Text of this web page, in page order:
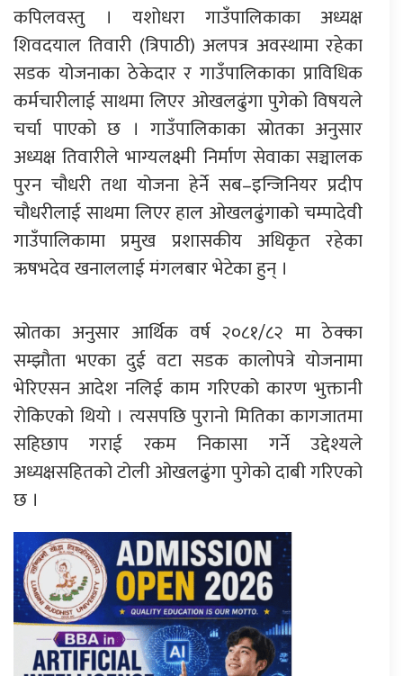
कपिलवस्तु । यशोधरा गाउँपालिकाका अध्यक्ष
शिवदयाल तिवारी (त्रिपाठी) अलपत्र अवस्थामा रहेका
सडक योजनाका ठेकेदार र गाउँपालिकाका प्राविधिक
कर्मचारीलाई साथमा लिएर ओखलढुंगा पुगेको विषयले
चर्चा पाएको छ । गाउँपालिकाका स्रोतका अनुसार
अध्यक्ष तिवारीले भाग्यलक्ष्मी निर्माण सेवाका सञ्चालक
पुरन चौधरी तथा योजना हेर्ने सब–इन्जिनियर प्रदीप
चौधरीलाई साथमा लिएर हाल ओखलढुंगाको चम्पादेवी
गाउँपालिकामा प्रमुख प्रशासकीय अधिकृत रहेका
ऋषभदेव खनाललाई मंगलबार भेटेका हुन् ।
स्रोतका अनुसार आर्थिक वर्ष २०८१/८२ मा ठेक्का
सम्झौता भएका दुई वटा सडक कालोपत्रे योजनामा
भेरिएसन आदेश नलिई काम गरिएको कारण भुक्तानी
रोकिएको थियो । त्यसपछि पुरानो मितिका कागजातमा
सहिछाप गराई रकम निकासा गर्ने उद्देश्यले
अध्यक्षसहितको टोली ओखलढुंगा पुगेको दाबी गरिएको
छ ।